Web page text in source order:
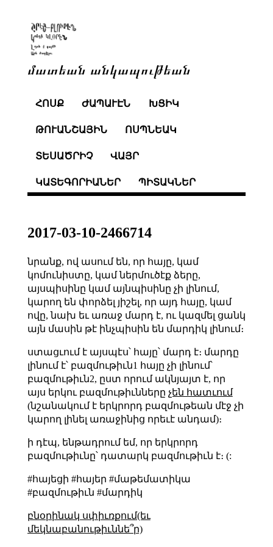
մատեան անկապութեան
ՀՈՍՔ ԺԱՊԱՒԷՆ ԽՑԻԿ
ԹՈՒԱՆՇԱՅԻՆ ՈՍՊՆԵԱԿ
ՏԵՍԱԾՐԻՉ ՎԱՅՐ
ԿԱՏԵԳՈՐԻԱՆԵՐ ՊԻՏԱԿՆԵՐ
2017-03-10-2466714
նրանք, ով ասում են, որ հայը, կամ
կոմունիստը, կամ ներմուծէք ձերը,
այսպիսինը կամ այնպիսինը չի լինում,
կարող են փորձել յիշել, որ այդ հայը, կամ
ովը, նախ եւ առաջ մարդ է, ու կազմել ցանկ
այն մասին թէ ինչպիսին են մարդիկ լինում։
ստացւում է այսպէս՝ հայը՝ մարդ է։ մարդը
լինում է՝ բազմութիւն1 հայը չի լինում՝
բազմութիւն2, ըստ որում ակնյայտ է, որ
այս երկու բազմութիւնները չեն հատւում
(նշանակում է երկրորդ բազմութեան մէջ չի
կարող լինել առաջինից որեւէ անդամ)։
ի դէպ, ենթադրում եմ, որ երկրորդ
բազմութիւնը՝ դատարկ բազմութիւն է։ (:
#հայեցի #հայեր #մաթեմատիկա
#բազմութիւն #մարդիկ
բնօրինակ սփիւռքում(եւ
մեկնաբանութիւննե՞ր)